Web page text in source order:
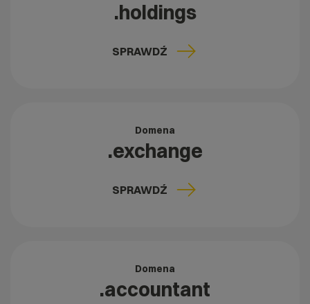
.holdings
SPRAWDŹ
Domena
.exchange
SPRAWDŹ
Domena
.accountant